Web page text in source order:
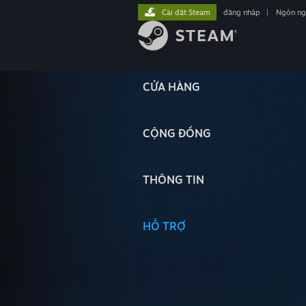
CỬA HÀNG
CỘNG ĐỒNG
THÔNG TIN
HỖ TRỢ
Cài đặt Steam đăng nhập Ngôn